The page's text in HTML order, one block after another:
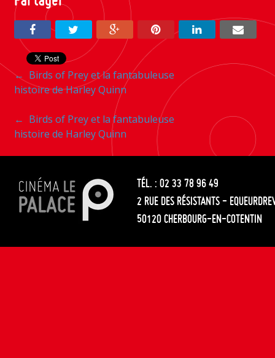
Navigation
entre
les
articles
← Birds of Prey et la fantabuleuse
histoire de Harley Quinn
Navigation
entre
les
articles
← Birds of Prey et la fantabuleuse
histoire de Harley Quinn
TÉL. : 02 33 78 96 49
2 RUE DES RÉSISTANTS -
50120 CHERBOURG-EN-COTENTIN